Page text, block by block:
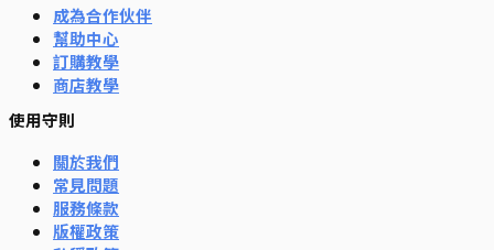
成為合作伙伴
幫助中心
訂購教學
商店教學
使用守則
關於我們
常見問題
服務條款
版權政策